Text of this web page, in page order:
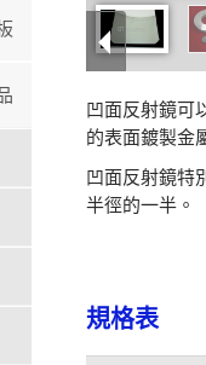
凹面反射鏡可
的表面鍍製金
凹面反射鏡特
半徑的一半。
規格表